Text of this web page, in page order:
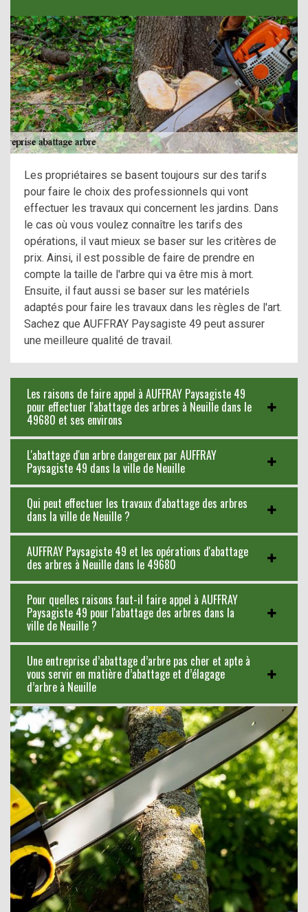
Les propriétaires se basent toujours sur des tarifs
pour faire le choix des professionnels qui vont
effectuer les travaux qui concernent les jardins. Dans
le cas où vous voulez connaître les tarifs des
opérations, il vaut mieux se baser sur les critères de
prix. Ainsi, il est possible de faire de prendre en
compte la taille de l'arbre qui va être mis à mort.
Ensuite, il faut aussi se baser sur les matériels
adaptés pour faire les travaux dans les règles de l'art.
Sachez que AUFFRAY Paysagiste 49 peut assurer
une meilleure qualité de travail.
Les raisons de faire appel à AUFFRAY Paysagiste 49
pour effectuer l'abattage des arbres à Neuille dans le
49680 et ses environs
L'abattage d'un arbre dangereux par AUFFRAY
Paysagiste 49 dans la ville de Neuille
Qui peut effectuer les travaux d'abattage des arbres
dans la ville de Neuille ?
AUFFRAY Paysagiste 49 et les opérations d'abattage
des arbres à Neuille dans le 49680
Pour quelles raisons faut-il faire appel à AUFFRAY
Paysagiste 49 pour l'abattage des arbres dans la
ville de Neuille ?
Une entreprise d’abattage d’arbre pas cher et apte à
vous servir en matière d’abattage et d’élagage
d’arbre à Neuille